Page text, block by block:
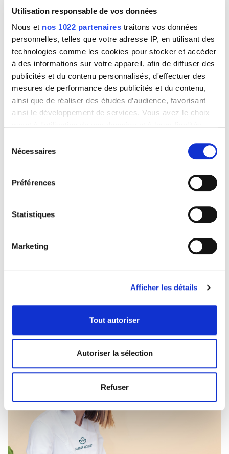
Utilisation responsable de vos données
Nous et nos 1022 partenaires traitons vos données
personnelles, telles que votre adresse IP, en utilisant des
technologies comme les cookies pour stocker et accéder
à des informations sur votre appareil, afin de diffuser des
publicités et du contenu personnalisés, d'effectuer des
mesures de performance des publicités et du contenu,
ainsi que de réaliser des études d’audience, favorisant
ainsi le développement de services. Vous avez le choix
tout moment en consultant la Déclaration relative aux
cookies ou en cliquant sur l'icône de confidentialité.
Si vous le permettez, nous aimerions également :
géographique qui peuvent être précises à plusieurs
Identifier votre appareil en l'analysant activement
pour en relever les caractéristiques spécifiques
personnelles et définir vos préférences, reportez-vous à
déclaration sur les cookies.
Les cookies nous permettent de personnaliser le contenu
médias sociaux et d'analyser notre trafic. Nous
partageons également des informations sur l'utilisation de
notre site avec nos partenaires de médias sociaux, de
publicité et d'analyse, qui peuvent combiner celles-ci
avec d'autres informations que vous leur avez fournies
ou qu'ils ont collectées lors de votre utilisation de leurs
services.
Nécessaires
Préférences
Statistiques
Marketing
Afficher les détails
Tout autoriser
Autoriser la sélection
Refuser
Suivi hebdomadaire
Vous aurez un rdv par semaine avec votre diététicien-
nutritionniste. A chaque rdv, vous ferez le point
ensemble sur la semaine précédente et votre
ensemble nous atteindrons VOTRE objectif !
Produits adaptés à votre besoin
minéraux
les produits Naturhouse qui vous aideront à atteindre
vos objectifs.